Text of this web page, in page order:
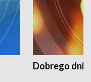
Dobrego dnia